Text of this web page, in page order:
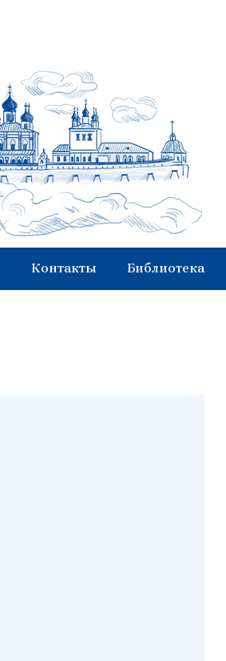
Контакты Библиотека